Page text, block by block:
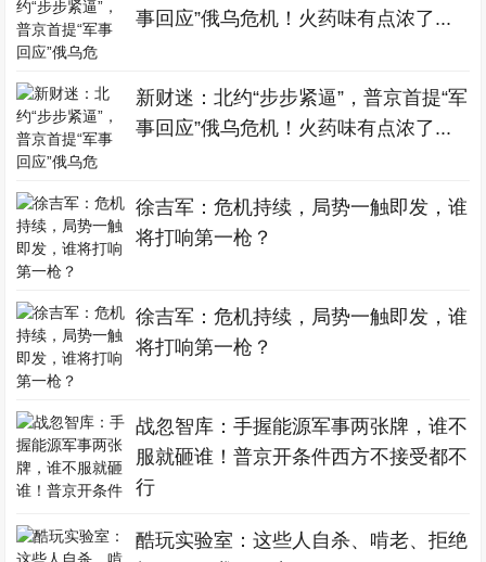
事回应”俄乌危机！火药味有点浓了...
新财迷：北约“步步紧逼”，普京首提“军
事回应”俄乌危机！火药味有点浓了...
徐吉军：危机持续，局势一触即发，谁
将打响第一枪？
徐吉军：危机持续，局势一触即发，谁
将打响第一枪？
战忽智库：手握能源军事两张牌，谁不
服就砸谁！普京开条件西方不接受都不
行
酷玩实验室：这些人自杀、啃老、拒绝